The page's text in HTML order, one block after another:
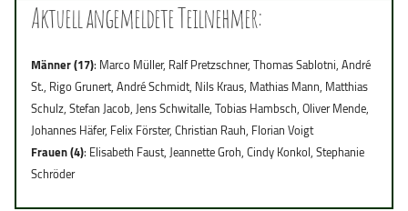
Aktuell angemeldete Teilnehmer:
Männer (17): Marco Müller, Ralf Pretzschner, Thomas Sablotni, André
St., Rigo Grunert, André Schmidt, Nils Kraus, Mathias Mann, Matthias
Schulz, Stefan Jacob, Jens Schwitalle, Tobias Hambsch, Oliver Mende,
Johannes Häfer, Felix Förster, Christian Rauh, Florian Voigt
Frauen (4): Elisabeth Faust, Jeannette Groh, Cindy Konkol, Stephanie
Schröder